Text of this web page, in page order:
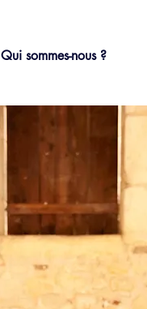
Qui sommes-nous ?